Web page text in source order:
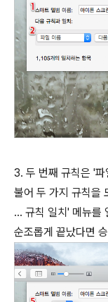
3. 두 번째 규칙은 '
불어 두 가지 규칙을
... 규칙 일치' 메뉴를
순조롭게 끝났다면